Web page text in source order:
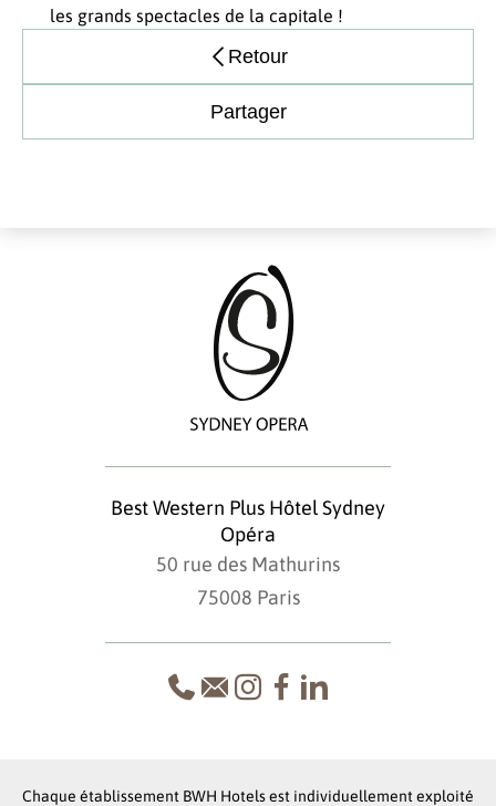
les grands spectacles de la capitale !
Retour
Partager
Best Western Plus Hôtel Sydney
Opéra
50 rue des Mathurins
75008 Paris
Chaque établissement BWH Hotels est individuellement exploité